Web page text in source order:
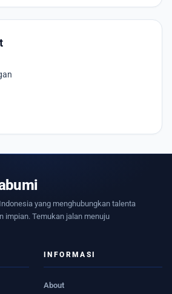
yang menghubungkan talenta
impian. Temukan jalan menuju
INFORMASI
About